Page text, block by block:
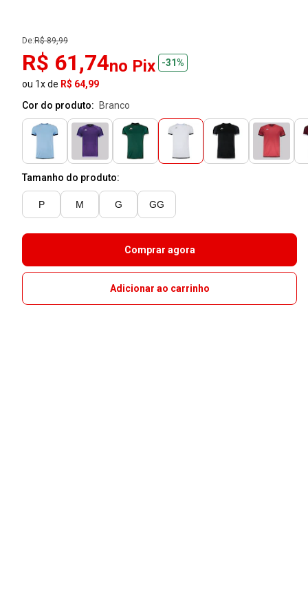
De:R$ 89,99
R$ 61,74no Pix
-31%
ou 1x de R$ 64,99
Cor do produto:
branco
Tamanho do produto:
P M G GG
Comprar agora
Adicionar ao carrinho